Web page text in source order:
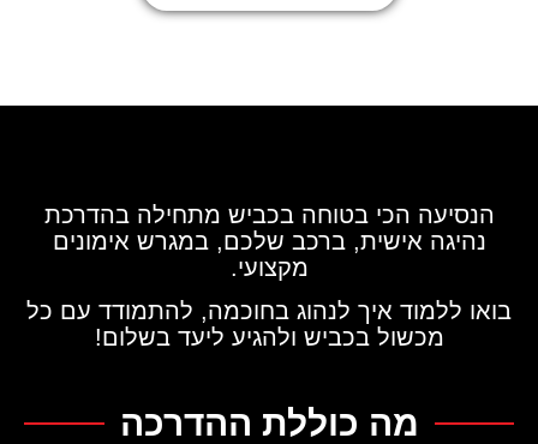
הנסיעה הכי בטוחה בכביש מתחילה בהדרכת
נהיגה אישית,ברכב שלכם,במגרש אימונים
מקצועי.
בואו ללמוד איך לנהוג בחוכמה, להתמודד עם כל
מכשול בכביש ולהגיע ליעד בשלום!
מה כוללת ההדרכה